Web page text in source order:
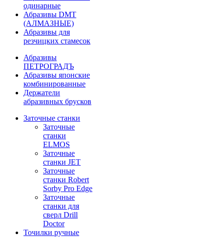
одинарные
Абразивы DMT
(АЛМАЗНЫЕ)
Абразивы для
резчицких стамесок
Абразивы
ПЕТРОГРАДЪ
Абразивы японские
комбинированные
Держатели
абразивных брусков
Заточные станки
Заточные
станки
ELMOS
Заточные
станки JET
Заточные
станки Robert
Sorby Pro Edge
Заточные
станки для
сверл Drill
Doctor
Точилки ручные